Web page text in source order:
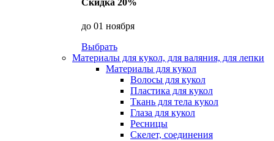
Скидка 20%
до 01 ноября
Выбрать
Материалы для кукол, для валяния, для лепки
Материалы для кукол
Волосы для кукол
Пластика для кукол
Ткань для тела кукол
Глаза для кукол
Ресницы
Скелет, соединения